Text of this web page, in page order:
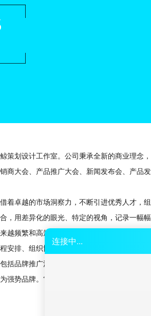
划设计工作室。公司秉承全新的商业理念
商大会、产品推广大会、新闻发布会、产品
卓越的市场洞察力，不断引进优秀人才，
，用差异化的眼光、特定的视角，记录一幅
频繁和高规格。而策划、执行是会议的生命
安排、组织协调、公关关系、媒体报道、现场
品牌推广活动、产品营销活动，通过传播计
势品牌。“细节决定成败”活动的关键点是